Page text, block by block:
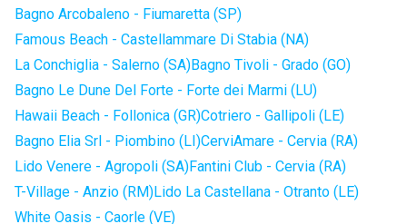
Bagno Arcobaleno - Fiumaretta (SP)
Famous Beach - Castellammare Di Stabia (NA)
La Conchiglia - Salerno (SA)Bagno Tivoli - Grado (GO)
Bagno Le Dune Del Forte - Forte dei Marmi (LU)
Hawaii Beach - Follonica (GR)Cotriero - Gallipoli (LE)
Bagno Elia Srl - Piombino (LI)CerviAmare - Cervia (RA)
Lido Venere - Agropoli (SA)Fantini Club - Cervia (RA)
T-Village - Anzio (RM)Lido La Castellana - Otranto (LE)
White Oasis - Caorle (VE)